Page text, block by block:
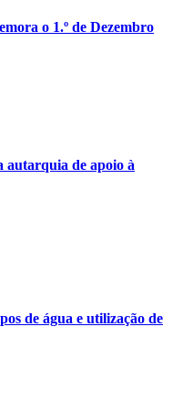
o 1.º de Dezembro
autarquia de apoio à
de água e utilização de